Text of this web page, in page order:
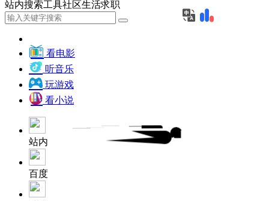
站内搜索工具社区生活求职
看电影
听音乐
玩游戏
看小说
站内
百度